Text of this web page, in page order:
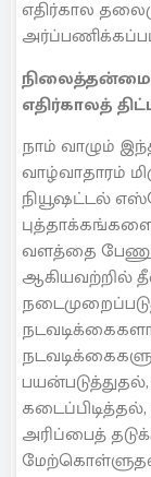
எதிர்கால
நிலைத்தன்மை
எதிர்காலத்
நாம் வாழும்
வாழ்வாதாரம்
நியூஷட்டல்
வளத்தை
ஆகியவற்றில்
அரிப்பைத்